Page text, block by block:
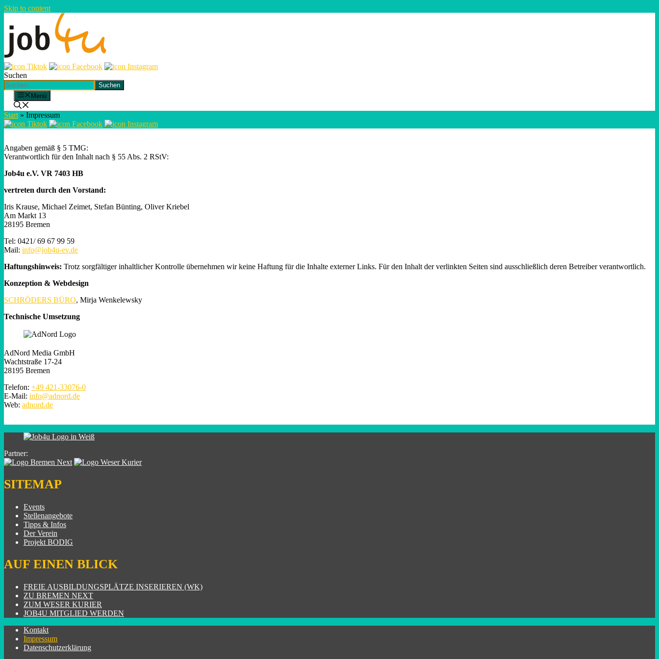
Skip to content
Suchen
Suchen
Menü
Start » Impressum
Angaben gemäß § 5 TMG:
Verantwortlich für den Inhalt nach § 55 Abs. 2 RStV:
Job4u e.V. VR 7403 HB
vertreten durch den Vorstand:
Iris Krause, Michael Zeimet, Stefan Bünting, Oliver Kriebel
Am Markt 13
28195 Bremen
Tel: 0421/ 69 67 99 59
Mail: info@job4u-ev.de
Haftungshinweis: Trotz sorgfältiger inhaltlicher Kontrolle übernehmen wir keine Haftung für die Inhalte externer Links. Für den Inhalt der verlinkten Seiten sind ausschließlich deren Betreiber verantwortlich.
Konzeption & Webdesign
SCHRÖDERS BÜRO, Mirja Wenkelewsky
Technische Umsetzung
AdNord Media GmbH
Wachtstraße 17-24
28195 Bremen
Telefon: +49 421-33076-0
E-Mail: info@adnord.de
Web: adnord.de
Partner:
SITEMAP
Events
Stellenangebote
Tipps & Infos
Der Verein
Projekt BODIG
AUF EINEN BLICK
FREIE AUSBILDUNGSPLÄTZE INSERIEREN (WK)
ZU BREMEN NEXT
ZUM WESER KURIER
JOB4U MITGLIED WERDEN
Kontakt
Impressum
Datenschutzerklärung